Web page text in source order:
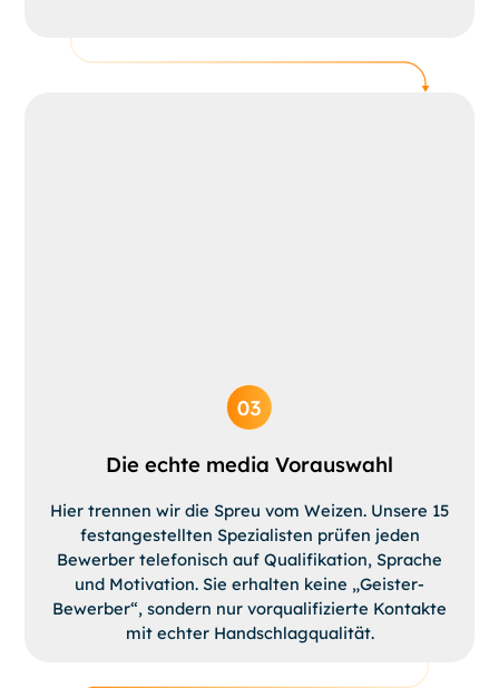
Die echte media Vorauswahl
Hier trennen wir die Spreu vom Weizen. Unsere 15
festangestellten Spezialisten prüfen jeden
Bewerber telefonisch auf Qualifikation, Sprache
und Motivation. Sie erhalten keine „Geister-
Bewerber“, sondern nur vorqualifizierte Kontakte
mit echter Handschlagqualität.